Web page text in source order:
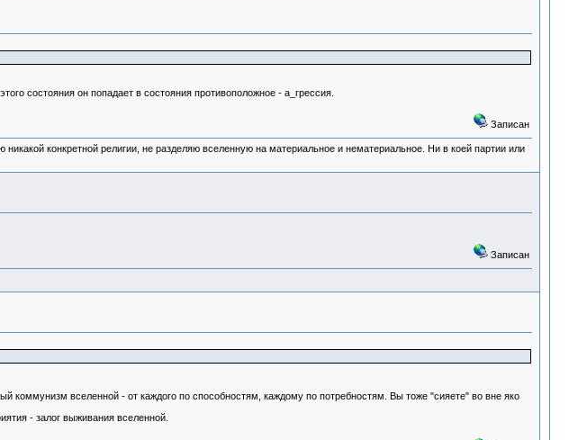
состояния он попадает в состояния противоположное - а_грессия.
Записан
конкретной религии, не разделяю вселенную на материальное и нематериальное. Ни в коей партии или
Записан
коммунизм вселенной - от каждого по способностям, каждому по потребностям. Вы тоже "сияете" во вне яко
- залог выживания вселенной.